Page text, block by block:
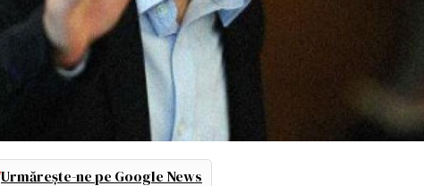
Urmărește-ne pe Google News